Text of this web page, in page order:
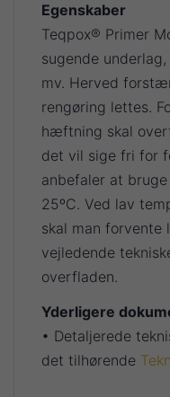
Egenskaber
Teqpox® Primer
sugende
mv. Herved
rengøring lettes.
hæftning skal
det vil sige fri for
anbefaler at
25ºC. Ved lav
skal man
vejledende
overfladen.
Yderligere
• Detaljerede
det tilhørende